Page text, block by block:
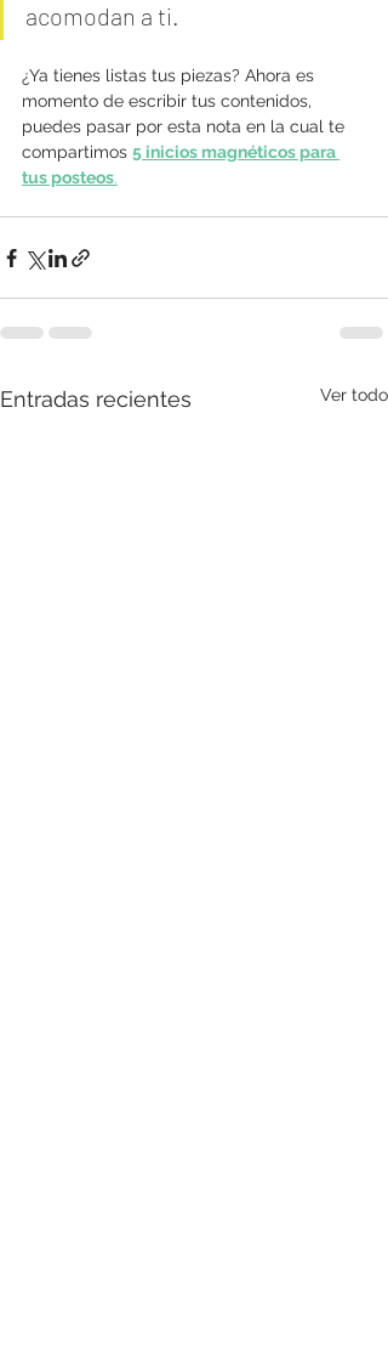
acomodan a ti.
¿Ya tienes listas tus piezas? Ahora es
momento de escribir tus contenidos,
puedes pasar por esta nota en la cual te
compartimos 5 inicios magnéticos para
tus posteos.
Entradas recientes Ver todo